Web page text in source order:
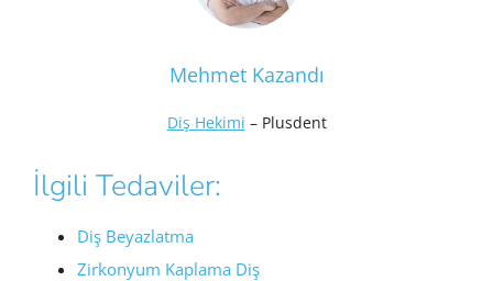
Mehmet Kazandı
Diş Hekimi – Plusdent
İlgili Tedaviler:
Diş Beyazlatma
Zirkonyum Kaplama Diş